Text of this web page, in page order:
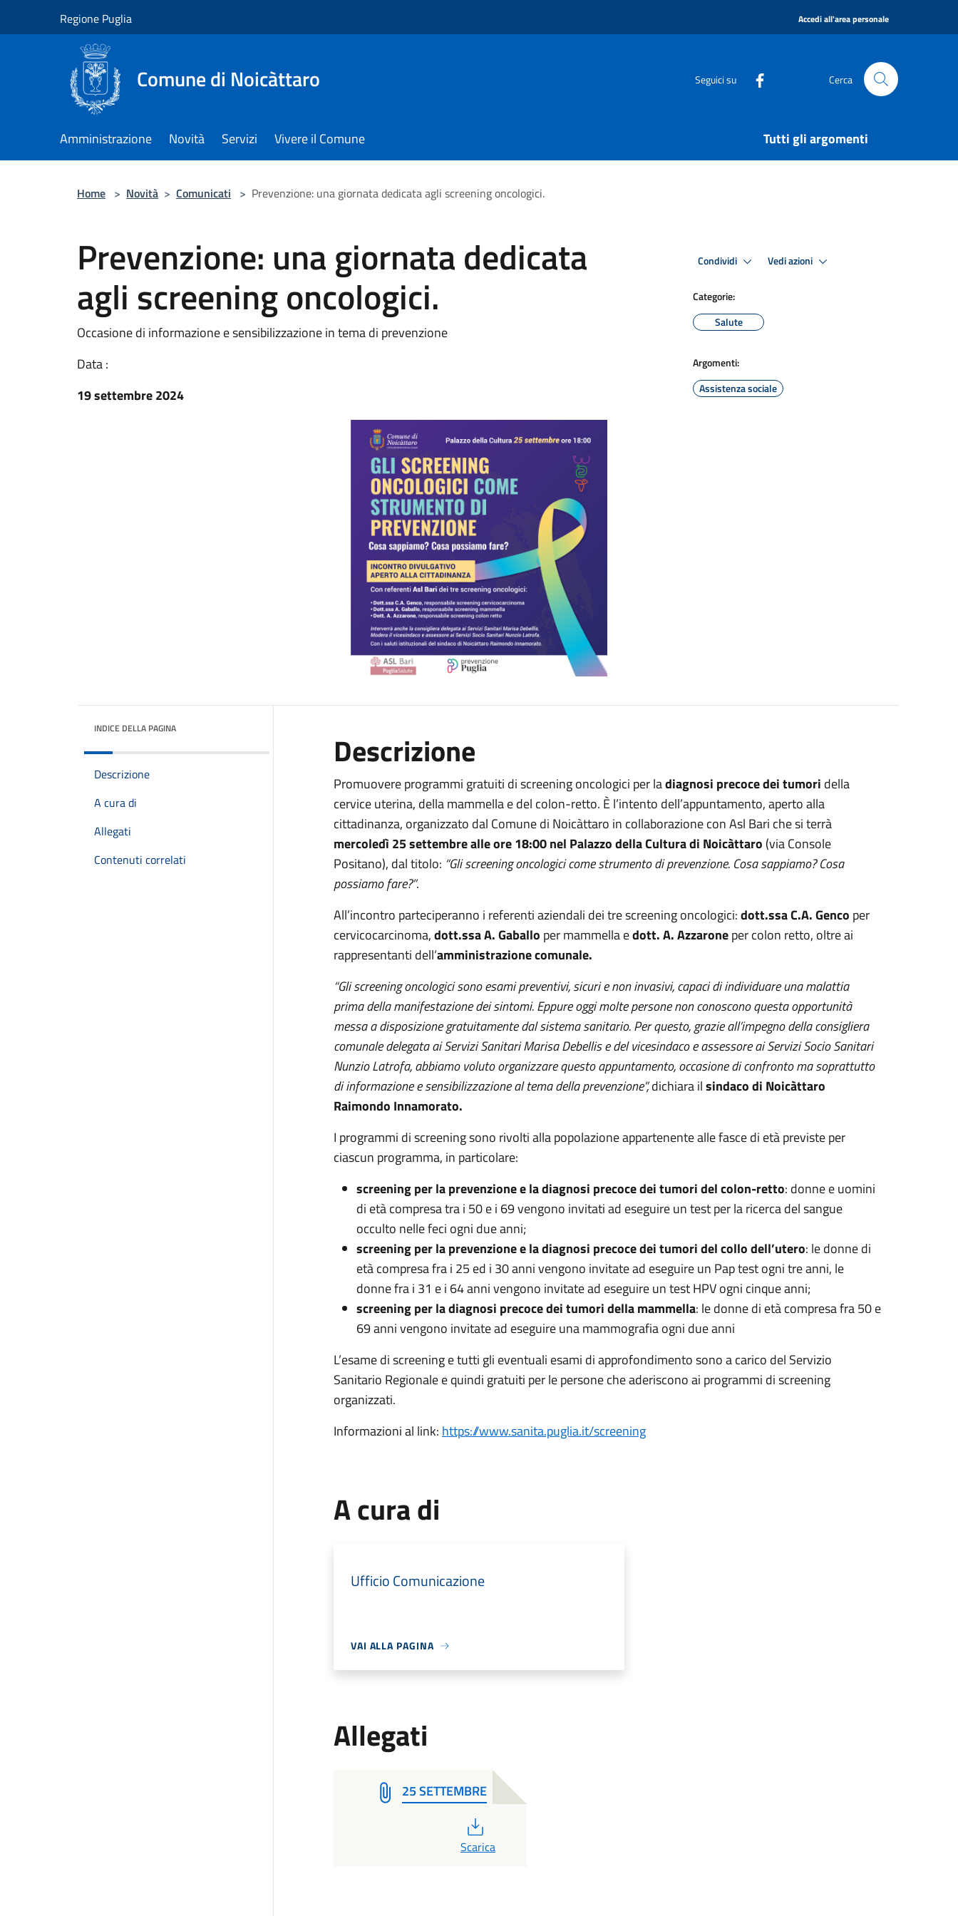
Regione Puglia Accedi all'area personale
Comune di Noicàttaro Seguici su Cerca
Amministrazione Novità Servizi Vivere il Comune Tutti gli argomenti
Home > Novità > Comunicati > Prevenzione: una giornata dedicata agli screening oncologici.
Prevenzione: una giornata dedicata
agli screening oncologici.
Occasione di informazione e sensibilizzazione in tema di prevenzione
Data :
19 settembre 2024
Condividi Vedi azioni
Categorie:
Salute
Argomenti:
Assistenza sociale
INDICE DELLA PAGINA
Descrizione
A cura di
Allegati
Contenuti correlati
Descrizione
Promuovere programmi gratuiti di screening oncologici per ladiagnosi precoce dei tumori della
cervice uterina, della mammella e del colon-retto. È l’intento dell’appuntamento, aperto alla
cittadinanza, organizzato dal Comune di Noicàttaro in collaborazione con Asl Bari che si terrà
mercoledì 25 settembre alle ore 18:00 nel Palazzo della Cultura di Noicàttaro (via Console
Positano), dal titolo: “Gli screening oncologici come strumento di prevenzione. Cosa sappiamo? Cosa
possiamo fare?”.
All’incontro parteciperanno i referenti aziendali dei tre screening oncologici:dott.ssa C.A. Genco per
cervicocarcinoma,dott.ssa A. Gaballo per mammella edott. A. Azzaroneper colon retto, oltre ai
rappresentanti dell’amministrazione comunale.
“Gli screening oncologici sono esami preventivi, sicuri e non invasivi, capaci di individuare una malattia
prima della manifestazione dei sintomi. Eppure oggi molte persone non conoscono questa opportunità
messa a disposizione gratuitamente dal sistema sanitario. Per questo, grazie all’impegno della consigliera
comunale delegata ai Servizi Sanitari Marisa Debellis e del vicesindaco e assessore ai Servizi Socio Sanitari
Nunzio Latrofa, abbiamo voluto organizzare questo appuntamento, occasione di confronto ma soprattutto
di informazione e sensibilizzazione al tema della prevenzione”,dichiara ilsindaco di Noicàttaro
Raimondo Innamorato.
I programmi di screening sono rivolti alla popolazione appartenente alle fasce di età previste per
ciascun programma, in particolare:
screening per la prevenzione e la diagnosi precoce dei tumori del colon-retto: donne e uomini
di età compresa tra i 50 e i 69 vengono invitati ad eseguire un test per la ricerca del sangue
occulto nelle feci ogni due anni;
screening per la prevenzione e la diagnosi precoce dei tumori del collo dell’utero: le donne di
età compresa fra i 25 ed i 30 anni vengono invitate ad eseguire un Pap test ogni tre anni, le
donne fra i 31 e i 64 anni vengono invitate ad eseguire un test HPV ogni cinque anni;
screening per la diagnosi precoce dei tumori della mammella: le donne di età compresa fra 50 e
69 anni vengono invitate ad eseguire una mammografia ogni due anni
L’esame di screening e tutti gli eventuali esami di approfondimento sono a carico del Servizio
Sanitario Regionale e quindi gratuiti per le persone che aderiscono ai programmi di screening
organizzati.
Informazioni al link: https://www.sanita.puglia.it/screening
A cura di
Ufficio Comunicazione
VAI ALLA PAGINA
Allegati
25 SETTEMBRE
Scarica